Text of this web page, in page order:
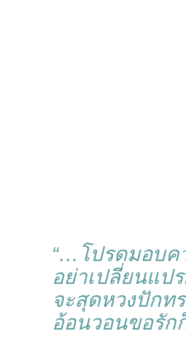
“…โปรดมอบ
อย่าเปลี่ยนแ
จะสุดหวงปักท
อ้อนวอนขอรัก